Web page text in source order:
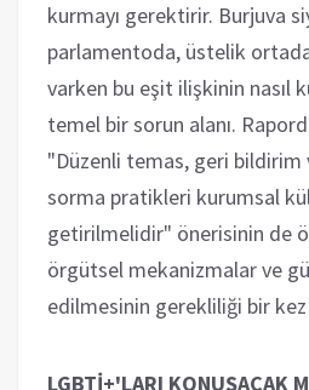
kurmayı gerektirir. Burjuva
parlamentoda, üstelik
varken bu eşit ilişkinin nasıl
temel bir sorun alanı.
"Düzenli temas, geri bildirim
sorma pratikleri kurumsal
getirilmelidir" önerisinin de
örgütsel mekanizmalar ve
edilmesinin gerekliliği bir kez
LGBTİ+'LARI KONUŞACAK